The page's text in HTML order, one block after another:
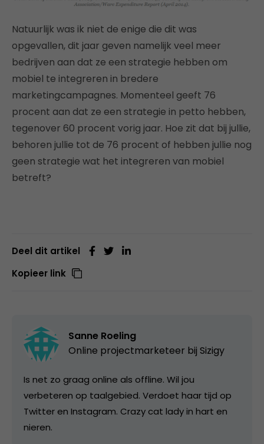
Natuurlijk was ik niet de enige die dit was
opgevallen, dit jaar geven namelijk veel meer
bedrijven aan dat ze een strategie hebben om
mobiel te integreren in bredere
marketingcampagnes. Momenteel geeft 76
procent aan dat ze een strategie in petto hebben,
tegenover 60 procent vorig jaar. Hoe zit dat bij jullie,
behoren jullie tot de 76 procent of hebben jullie nog
geen strategie wat het integreren van mobiel
betreft?
Deel dit artikel
Kopieer link
Sanne Roeling
Online projectmarketeer bij Sizigy
Is net zo graag online als offline. Wil jou
verbeteren op taalgebied. Verdoet haar tijd op
Twitter en Instagram. Crazy cat lady in hart en
nieren.